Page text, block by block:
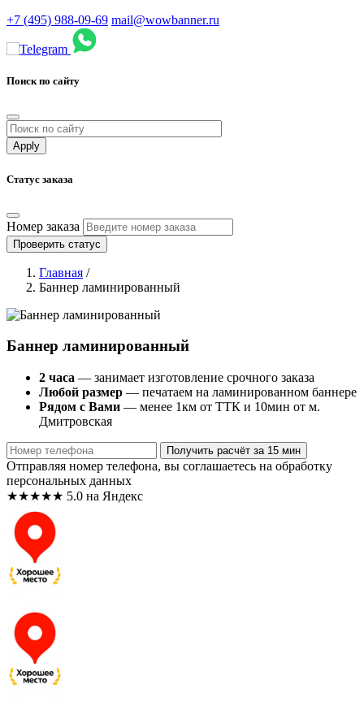
+7 (495) 988-09-69 mail@wowbanner.ru
Поиск по сайту
Статус заказа
Номер заказа
Проверить статус
Главная /
Баннер ламинированный
Баннер ламинированный
2 часа — занимает изготовление срочного заказа
Любой размер — печатаем на ламинированном баннере
Рядом с Вами — менее 1км от ТТК и 10мин от м.
Дмитровская
Получить расчёт за 15 мин
Отправляя номер телефона, вы соглашаетесь на обработку
персональных данных
★★★★★ 5.0 на Яндекс